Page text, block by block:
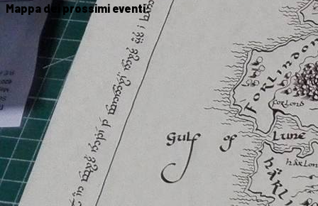
Mappa dei prossimi eventi: